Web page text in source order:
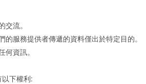
流。
服務提供者傳遞的資料僅出於特定目的。
資訊。
下權利: